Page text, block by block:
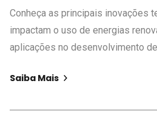
Conheça as principais inovações
impactam o uso de energias
aplicações no desenvolvimento
Saiba Mais